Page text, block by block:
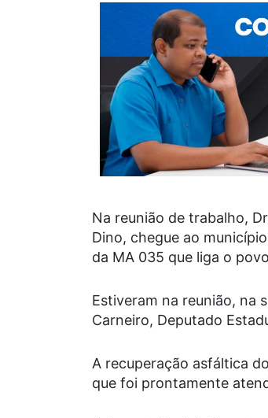
Na reunião de trabalho,
Dino, chegue ao
da MA 035 que liga o
Estiveram na reunião, na
Carneiro, Deputado
A recuperação asfáltica
que foi prontamente